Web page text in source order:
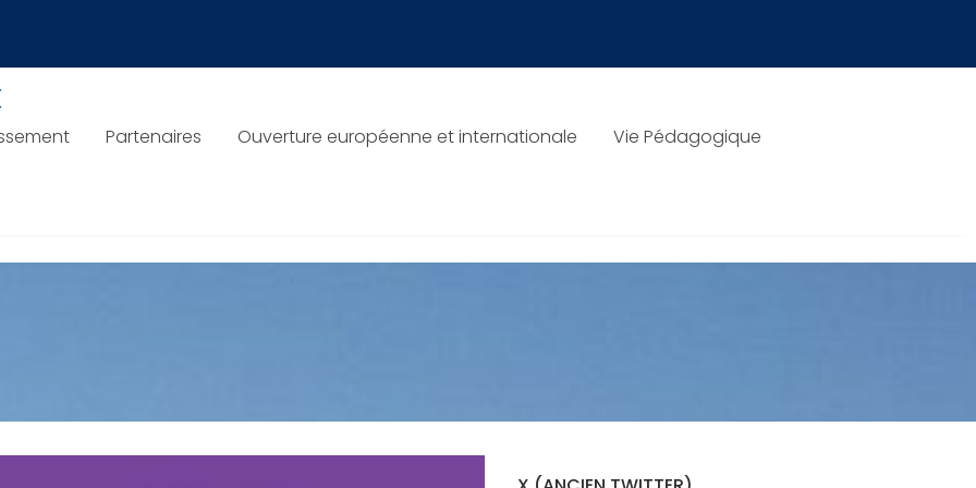
Partenaires Ouverture européenne et internationale Vie Pédagogique